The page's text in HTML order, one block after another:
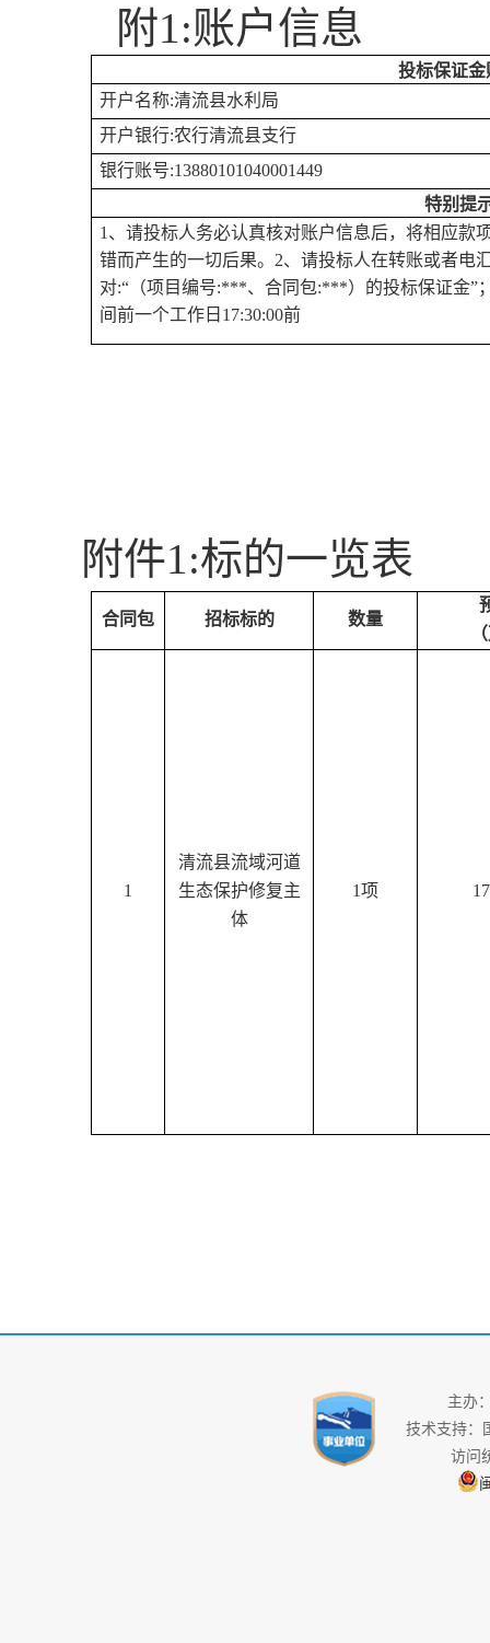
附1:账户信息
投标保证金
开户名称:清流县水利局
开户银行:农行清流县支行
银行账号:13880101040001449
特别提
1、 请投标人务必认真核对账户信息后， 将相应款
错而产生的一切后果。 2、 请投标人在转账或者电
对:“（项目编号:***、合同包:***）的投标保证金”
间前一个工作日 17:30:00前
附件1:标的一览表
合同包 招标标的 数量
（
1
清流县流域河道
生态保护修复主
体
1项
主办
技术支持：
访问